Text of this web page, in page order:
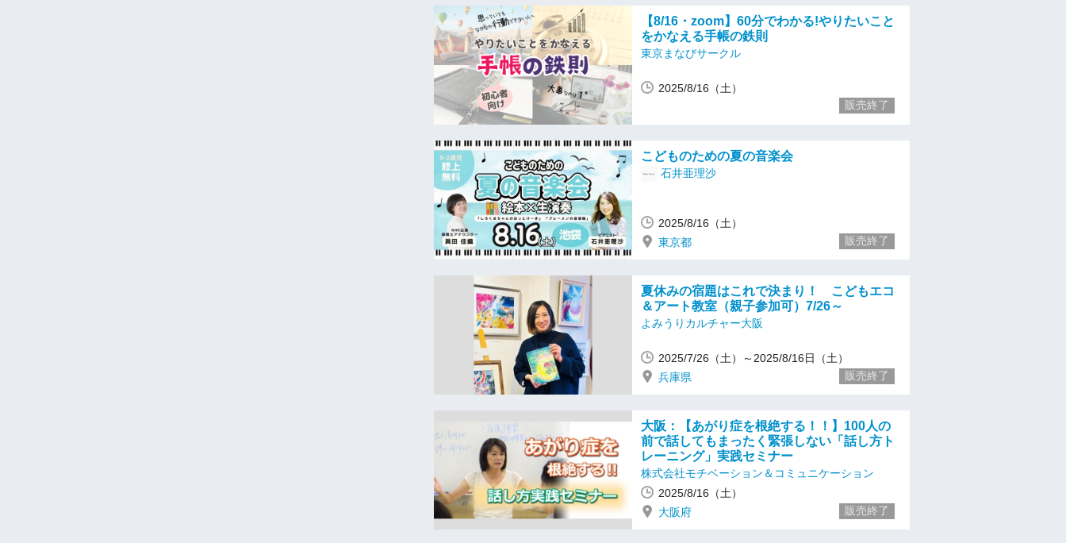
【8/16・zoom】60分でわかる!やりたいこと
をかなえる手帳の鉄則
東京まなびサークル
2025/8/16（土）
販売終了
こどものための夏の音楽会
石井亜理沙
2025/8/16（土）
東京都
販売終了
夏休みの宿題はこれで決まり！ こどもエコ
＆アート教室（親子参加可）7/26～
よみうりカルチャー大阪
2025/7/26（土）～2025/8/16日（土）
兵庫県
販売終了
大阪：【あがり症を根絶する！！】100人の
前で話してもまったく緊張しない「話し方ト
レーニング」実践セミナー
株式会社モチベーション＆コミュニケーション
2025/8/16（土）
大阪府
販売終了